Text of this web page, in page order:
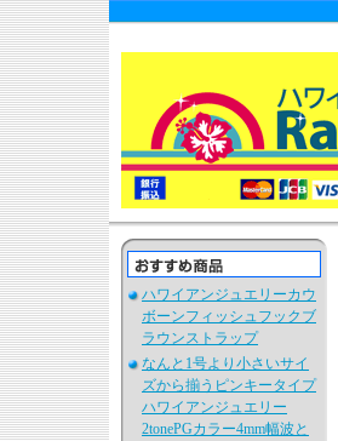
ハワイアンジュエリーカウ
ボーンフィッシュフックブ
ラウンストラップ
なんと1号より小さいサイ
ズから揃うピンキータイプ
ハワイアンジュエリー
2tonePGカラー4mm幅波と